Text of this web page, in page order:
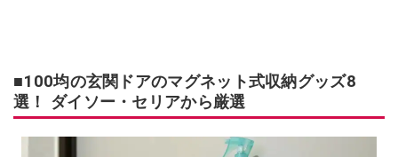
■100均の玄関ドアのマグネット式収納グッズ8
選！ ダイソー・セリアから厳選